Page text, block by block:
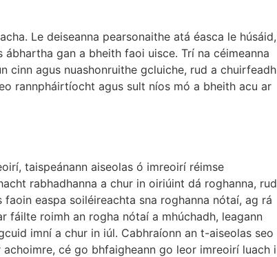
Le deiseanna pearsonaithe atá éasca le húsáid,
gan a bheith faoi uisce. Trí na céimeanna
cinn agus nuashonruithe gcluiche, rud a chuirfeadh
rannpháirtíocht agus sult níos mó a bheith acu ar
taispeánann aiseolas ó imreoirí réimse
rabhadhanna a chur in oiriúint dá roghanna, rud
easpa soiléireachta sna roghanna nótaí, ag rá
fáilte roimh an rogha nótaí a mhúchadh, leagann
imní a chur in iúl. Cabhraíonn an t-aiseolas seo
cé go bhfaigheann go leor imreoirí luach i